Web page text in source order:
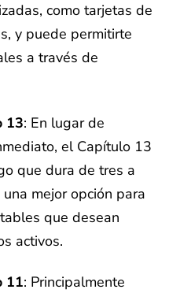
como tarjetas de
y puede permitirte
a través de
13: En lugar de
el Capítulo 13
que dura de tres a
mejor opción para
que desean
activos.
11: Principalmente